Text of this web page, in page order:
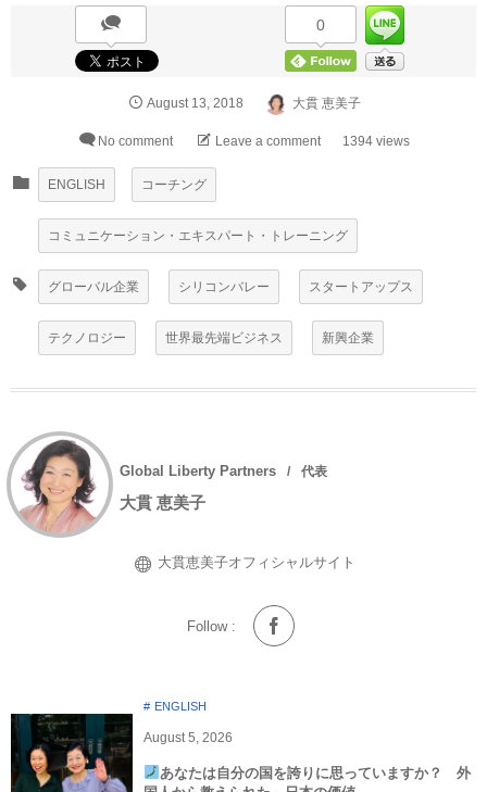
0
August 13 2018 大貫 恵美子
No comment Leave a comment 1394 views
ENGLISH コーチング
コミュニケーション・エキスパート・トレーニング
グローバル企業 シリコンバレー スタートアップス
テクノロジー 世界最先端ビジネス 新興企業
Global Liberty Partners 代表
大貫 恵美子
大貫恵美子オフィシャルサイト
Follow :
ENGLISH
August 5 2026
あなたは自分の国を誇りに思っていますか？ 外